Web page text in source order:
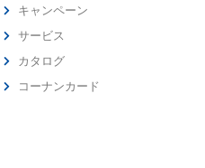
キャンペーン
サービス
カタログ
コーナンカード